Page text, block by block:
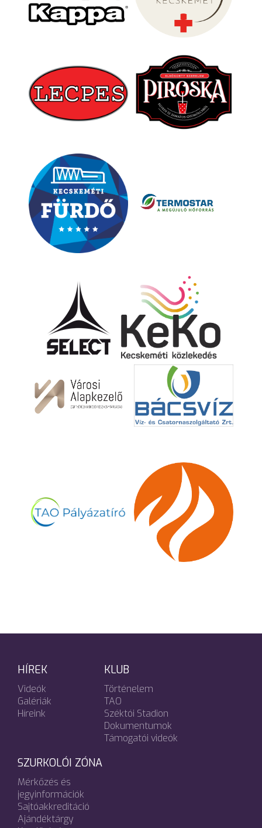
HÍREK
Videók
Galériák
Híreink
KLUB
Történelem
TAO
Széktói Stadion
Dokumentumok
Támogatói videók
SZURKOLÓI ZÓNA
Mérkőzés és
jegyinformációk
Sajtóakkreditáció
Ajándéktárgy